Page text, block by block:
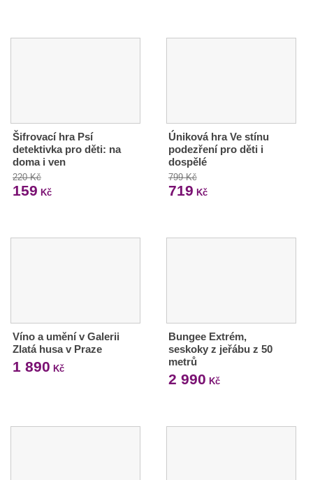
Šifrovací hra Psí
detektivka pro děti: na
doma i ven
220 Kč
159 Kč
Úniková hra Ve stínu
podezření pro děti i
dospělé
799 Kč
719 Kč
Víno a umění v Galerii
Zlatá husa v Praze
1 890 Kč
Bungee Extrém,
seskoky z jeřábu z 50
metrů
2 990 Kč